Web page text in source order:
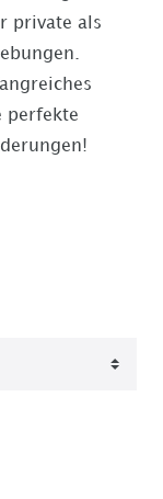
private als
perfekte